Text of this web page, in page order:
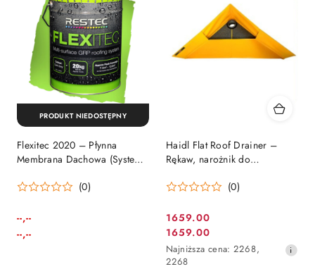
Flexitec 2020 – Płynna
Membrana Dachowa (System
(0)
Cena:
--,--
Cena:
--,--
PRODUKT NIEDOSTĘPNY
Haidl Flat Roof Drainer –
Rękaw, narożnik do
(0)
Cena
promocyjna:
1659.00
Cena
promocyjna:
1659.00
Najniższa
cena
Najniższa cena: 2268,
2268